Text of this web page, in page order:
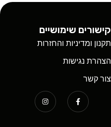
קישורים שימושיים
תקנון ומדיניות והחזרות
הצהרת נגישות
צור קשר